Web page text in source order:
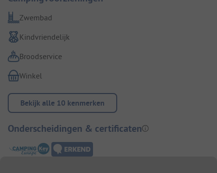
Zwembad
Kindvriendelijk
Broodservice
Winkel
Bekijk alle 10 kenmerken
Onderscheidingen & certificaten